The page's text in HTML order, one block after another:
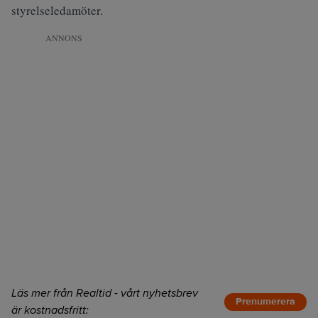
styrelseledamöter.
ANNONS
Läs mer från Realtid - vårt nyhetsbrev
är kostnadsfritt:
Prenumerera